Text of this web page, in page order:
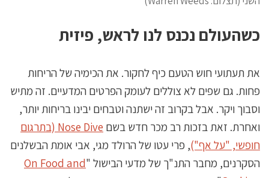
כשהעולם נכנס לנו לראש, פיזית
את תעתועי חוש הטעם כיף לחקור. את הכימיה של הריחות
פחות. גם שפים לא צוללים לעומק הפרטים המדעיים. זה מתיש
וסבוך ויקר. אבל בקרוב זה ישתנה וטבחים יבינו בריחות יותר,
ואחרת. זאת בזכות רב מכר חדש בשם
Nose Dive (בתרגום
חופשי, "על אף"), פרי עטו של הרולד מגי, אבי אומת הבשלנים
הסקרנים, מחבר התנ"ך של מדעי הבישול "On Food and